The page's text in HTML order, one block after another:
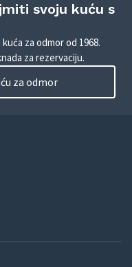
svoju kuću s
za odmor od 1968.
za rezervaciju.
za odmor